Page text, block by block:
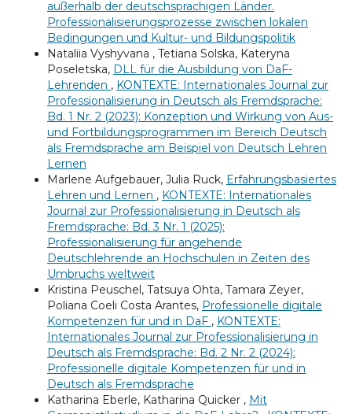
außerhalb der deutschsprachigen Länder.
Professionalisierungsprozesse zwischen lokalen
Bedingungen und Kultur- und Bildungspolitik
Nataliia Vyshyvana , Tetiana Solska, Kateryna
Poseletska, DLL für die Ausbildung von DaF-
Lehrenden , KONTEXTE: Internationales Journal zur
Professionalisierung in Deutsch als Fremdsprache:
Bd. 1 Nr. 2 (2023): Konzeption und Wirkung von Aus-
und Fortbildungsprogrammen im Bereich Deutsch
als Fremdsprache am Beispiel von Deutsch Lehren
Lernen
Marlene Aufgebauer, Julia Ruck, Erfahrungsbasiertes
Lehren und Lernen , KONTEXTE: Internationales
Journal zur Professionalisierung in Deutsch als
Fremdsprache: Bd. 3 Nr. 1 (2025):
Professionalisierung für angehende
Deutschlehrende an Hochschulen in Zeiten des
Umbruchs weltweit
Kristina Peuschel, Tatsuya Ohta, Tamara Zeyer,
Poliana Coeli Costa Arantes, Professionelle digitale
Kompetenzen für und in DaF , KONTEXTE:
Internationales Journal zur Professionalisierung in
Deutsch als Fremdsprache: Bd. 2 Nr. 2 (2024):
Professionelle digitale Kompetenzen für und in
Deutsch als Fremdsprache
Katharina Eberle, Katharina Quicker , Mit